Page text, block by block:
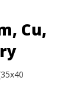
Cu,